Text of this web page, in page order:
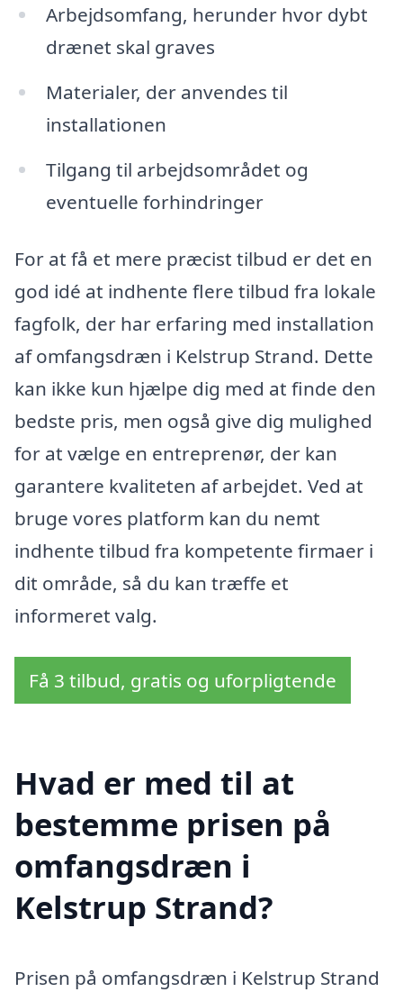
Arbejdsomfang, herunder hvor dybt
drænet skal graves
Materialer, der anvendes til
installationen
Tilgang til arbejdsområdet og
eventuelle forhindringer
For at få et mere præcist tilbud er det en
god idé at indhente flere tilbud fra lokale
fagfolk, der har erfaring med installation
af omfangsdræn i Kelstrup Strand. Dette
kan ikke kun hjælpe dig med at finde den
bedste pris, men også give dig mulighed
for at vælge en entreprenør, der kan
garantere kvaliteten af arbejdet. Ved at
bruge vores platform kan du nemt
indhente tilbud fra kompetente firmaer i
dit område, så du kan træffe et
informeret valg.
Få 3 tilbud, gratis og uforpligtende
Hvad er med til at
bestemme prisen på
omfangsdræn i
Kelstrup Strand?
Prisen på omfangsdræn i Kelstrup Strand